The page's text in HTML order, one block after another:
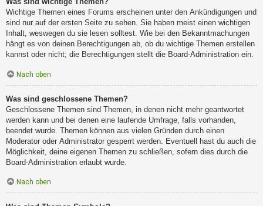
Wichtige Themen eines Forums erscheinen unter den Ankündigungen und
sind nur auf der ersten Seite zu sehen. Sie haben meist einen wichtigen
Inhalt, weswegen du sie lesen solltest. Wie bei den Bekanntmachungen
hängt es von deinen Berechtigungen ab, ob du wichtige Themen erstellen
kannst oder nicht; die Berechtigungen stellt die Board-Administration ein.
Nach oben
Was sind geschlossene Themen?
Geschlossene Themen sind Themen, in denen nicht mehr geantwortet
werden kann und bei denen eine laufende Umfrage, falls vorhanden,
beendet wurde. Themen können aus vielen Gründen durch einen
Moderator oder Administrator gesperrt werden. Eventuell hast du auch die
Möglichkeit, deine eigenen Themen zu schließen, sofern dies durch die
Board-Administration erlaubt wurde.
Nach oben